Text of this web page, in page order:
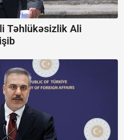
Təhlükəsizlik Ali